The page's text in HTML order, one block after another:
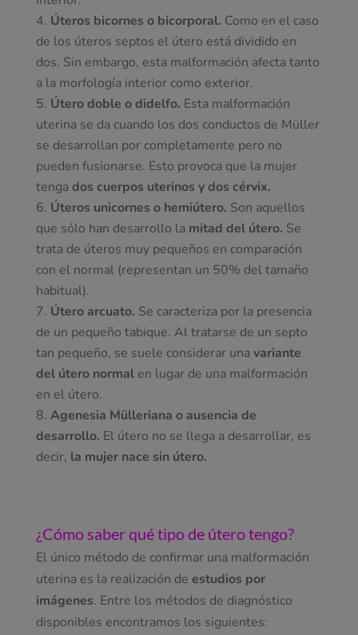
Úteros bicornes o bicorporal. Como en el caso
de los úteros septos el útero está dividido en
dos. Sin embargo, esta malformación afecta tanto
a la morfología interior como exterior.
Útero doble o didelfo. Esta malformación
uterina se da cuando los dos conductos de Müller
se desarrollan por completamente pero no
pueden fusionarse. Esto provoca que la mujer
tenga dos cuerpos uterinos y dos cérvix.
Úteros unicornes o hemiútero. Son aquellos
que sólo han desarrollo la mitad del útero. Se
trata de úteros muy pequeños en comparación
con el normal (representan un 50% del tamaño
habitual).
Útero arcuato. Se caracteriza por la presencia
de un pequeño tabique. Al tratarse de un septo
tan pequeño, se suele considerar una variante
del útero normalen lugar de una malformación
en el útero.
Agenesia Mülleriana o ausencia de
desarrollo. El útero no se llega a desarrollar, es
decir, la mujer nace sin útero.
¿Cómo saberqué tipo de útero tengo?
El único método de confirmar una malformación
uterina es la realización de estudios por
imágenes. Entre los métodos de diagnóstico
disponibles encontramos los siguientes: